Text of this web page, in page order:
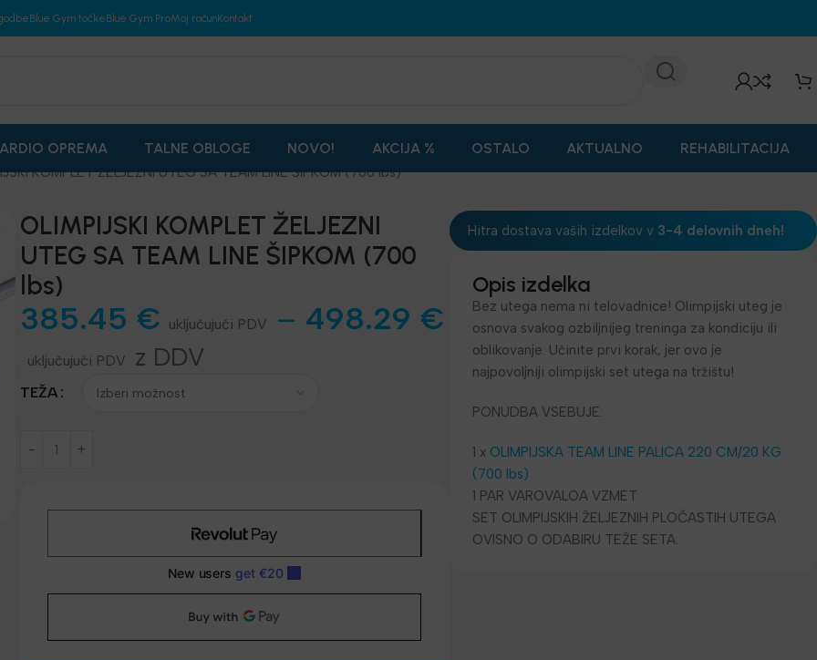
Blue Gym točkeBlue Gym ProMoj računKontakt
OPREMA TALNE OBLOGE NOVO! AKCIJA % OSTALO AKTUALNO REHABILITACIJA
KOMPLET ŽELJEZNI UTEG SA TEAM LINE ŠIPKOM (700 lbs)
OLIMPIJSKI KOMPLET ŽELJEZNI
UTEG SA TEAM LINE ŠIPKOM (700
lbs)
385.45 € – 498.29 €
z DDV
TEŽA
Hitra dostava vaših izdelkov v 3-4 delovnih dneh!
Opis izdelka
Bez utega nema ni telovadnice! Olimpijski uteg je
osnova svakog ozbiljnijeg treninga za kondiciju ili
oblikovanje. Učinite prvi korak, jer ovo je
najpovoljniji olimpijski set utega na tržištu!
PONUDBA VSEBUJE:
1 x OLIMPIJSKA TEAM LINE PALICA 220 CM/20 KG
(700 lbs)
1 PAR VAROVALOA VZMET
SET OLIMPIJSKIH ŽELJEZNIH PLOČASTIH UTEGA
OVISNO O ODABIRU TEŽE SETA.